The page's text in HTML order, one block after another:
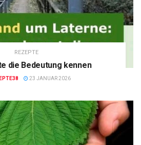
REZEPTE
die Bedeutung kennen
23 JANUAR 2026